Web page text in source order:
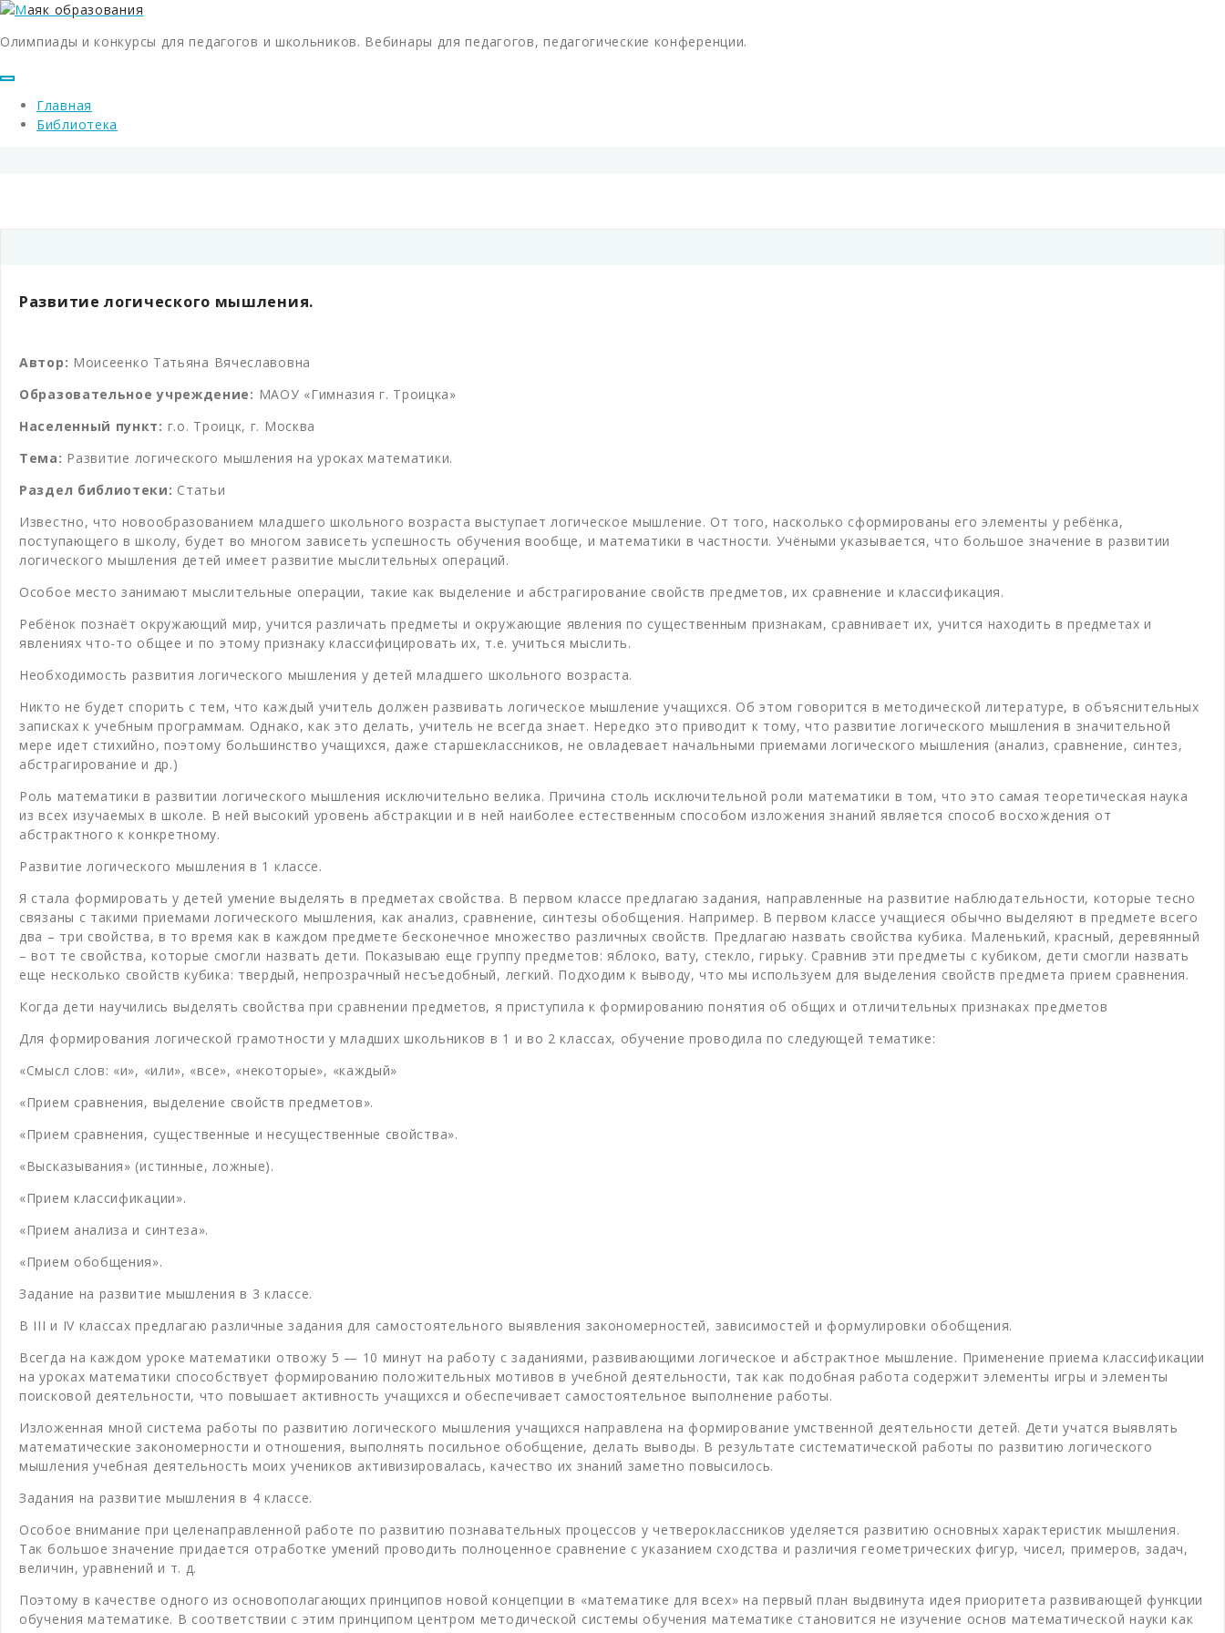
Олимпиады и конкурсы для педагогов и школьников. Вебинары для педагогов, педагогические конференции.
Главная
Библиотека
Развитие логического мышления.
Автор: Моисеенко Татьяна Вячеславовна
Образовательное учреждение: МАОУ «Гимназия г. Троицка»
Населенный пункт: г.о. Троицк, г. Москва
Тема: Развитие логического мышления на уроках математики.
Раздел библиотеки: Статьи
Известно, что новообразованием младшего школьного возраста выступает логическое мышление. От того, насколько сформированы его элементы у ребёнка,
поступающего в школу, будет во многом зависеть успешность обучения вообще, и математики в частности. Учёными указывается, что большое значение в развитии
логического мышления детей имеет развитие мыслительных операций.
Особое место занимают мыслительные операции, такие как выделение и абстрагирование свойств предметов, их сравнение и классификация.
Ребёнок познаёт окружающий мир, учится различать предметы и окружающие явления по существенным признакам, сравнивает их, учится находить в предметах и
явлениях что-то общее и по этому признаку классифицировать их, т.е. учиться мыслить.
Необходимость развития логического мышления у детей младшего школьного возраста.
Никто не будет спорить с тем, что каждый учитель должен развивать логическое мышление учащихся. Об этом говорится в методической литературе, в объяснительных
записках к учебным программам. Однако, как это делать, учитель не всегда знает. Нередко это приводит к тому, что развитие логического мышления в значительной
мере идет стихийно, поэтому большинство учащихся, даже старшеклассников, не овладевает начальными приемами логического мышления (анализ, сравнение, синтез,
абстрагирование и др.)
Роль математики в развитии логического мышления исключительно велика. Причина столь исключительной роли математики в том, что это самая теоретическая наука
из всех изучаемых в школе. В ней высокий уровень абстракции и в ней наиболее естественным способом изложения знаний является способ восхождения от
абстрактного к конкретному.
Развитие логического мышления в 1 классе.
Я стала формировать у детей умение выделять в предметах свойства. В первом классе предлагаю задания, направленные на развитие наблюдательности, которые тесно
связаны с такими приемами логического мышления, как анализ, сравнение, синтезы обобщения. Например. В первом классе учащиеся обычно выделяют в предмете всего
два – три свойства, в то время как в каждом предмете бесконечное множество различных свойств. Предлагаю назвать свойства кубика. Маленький, красный, деревянный
– вот те свойства, которые смогли назвать дети. Показываю еще группу предметов: яблоко, вату, стекло, гирьку. Сравнив эти предметы с кубиком, дети смогли назвать
еще несколько свойств кубика: твердый, непрозрачный несъедобный, легкий. Подходим к выводу, что мы используем для выделения свойств предмета прием сравнения.
Когда дети научились выделять свойства при сравнении предметов, я приступила к формированию понятия об общих и отличительных признаках предметов
Для формирования логической грамотности у младших школьников в 1 и во 2 классах, обучение проводила по следующей тематике:
«Смысл слов: «и», «или», «все», «некоторые», «каждый»
«Прием сравнения, выделение свойств предметов».
«Прием сравнения, существенные и несущественные свойства».
«Высказывания» (истинные, ложные).
«Прием классификации».
«Прием анализа и синтеза».
«Прием обобщения».
Задание на развитие мышления в 3 классе.
В III и IV классах предлагаю различные задания для самостоятельного выявления закономерностей, зависимостей и формулировки обобщения.
Всегда на каждом уроке математики отвожу 5 — 10 минут на работу с заданиями, развивающими логическое и абстрактное мышление. Применение приема классификации
на уроках математики способствует формированию положительных мотивов в учебной деятельности, так как подобная работа содержит элементы игры и элементы
поисковой деятельности, что повышает активность учащихся и обеспечивает самостоятельное выполнение работы.
Изложенная мной система работы по развитию логического мышления учащихся направлена на формирование умственной деятельности детей. Дети учатся выявлять
математические закономерности и отношения, выполнять посильное обобщение, делать выводы. В результате систематической работы по развитию логического
мышления учебная деятельность моих учеников активизировалась, качество их знаний заметно повысилось.
Задания на развитие мышления в 4 классе.
Особое внимание при целенаправленной работе по развитию познавательных процессов у четвероклассников уделяется развитию основных характеристик мышления.
Так большое значение придается отработке умений проводить полноценное сравнение с указанием сходства и различия геометрических фигур, чисел, примеров, задач,
величин, уравнений и т. д.
Поэтому в качестве одного из основополагающих принципов новой концепции в «математике для всех» на первый план выдвинута идея приоритета развивающей функции
обучения математике. В соответствии с этим принципом центром методической системы обучения математике становится не изучение основ математической науки как